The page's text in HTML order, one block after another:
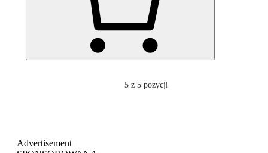
5 z 5 pozycji
Advertisement